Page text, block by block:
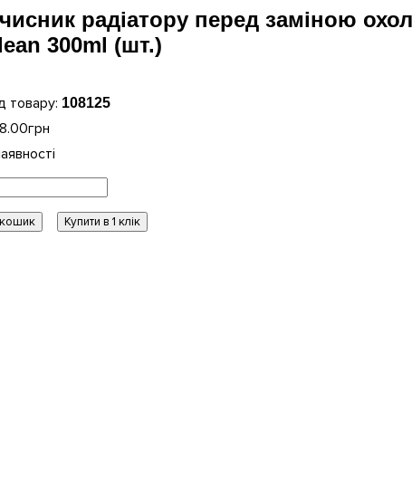
радіатору перед заміною
300ml (шт.)
108125
.00грн
Купити в 1 клік